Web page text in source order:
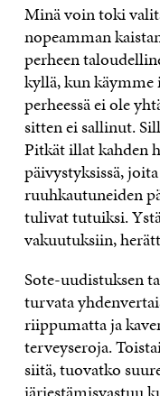
Minä voin toki
nopeamman
perheen
kyllä, kun
perheessä ei ole
sitten ei sallinut.
Pitkät illat kahden
päivystyksissä,
ruuhkautuneiden
tulivat tutuiksi.
vakuutuksiin,
Sote-uudistuksen
turvata
riippumatta ja
terveyseroja.
siitä, tuovatko